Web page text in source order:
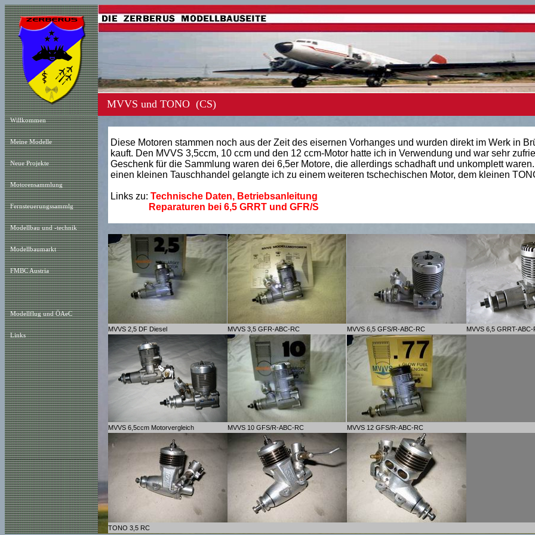
Willkommen
Meine Modelle
Neue Projekte
Motorensammlung
Fernsteuerungssammlg
Modellbau und -technik
Modellbaumarkt
FMBC Austria
Modellflug und ÖAeC
Links
MVVS und TONO (CS)
Diese Motoren stammen noch aus der Zeit des eisernen Vorhanges und wurden direkt im Werk in
kauft. Den MVVS 3,5ccm, 10 ccm und den 12 ccm-Motor hatte ich in Verwendung und war sehr
Geschenk für die Sammlung waren dei 6,5er Motore, die allerdings schadhaft und unkomplett
einen kleinen Tauschhandel gelangte ich zu einem weiteren tschechischen Motor, dem kleinen
Links zu: Technische Daten, Betriebsanleitung
Reparaturen bei 6,5 GRRT und GFR/S
MVVS 2,5 DF Diesel MVVS 3,5 GFR-ABC-RC MVVS 6,5 GFS/R-ABC-RC MVVS 6,5 GRRT-ABC-
MVVS 6,5ccm Motorvergleich MVVS 10 GFS/R-ABC-RC MVVS 12 GFS/R-ABC-RC
TONO 3,5 RC